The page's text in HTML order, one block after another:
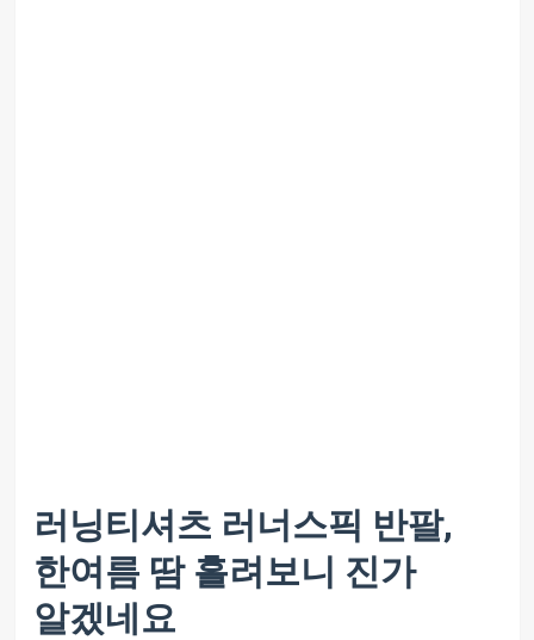
러닝티셔츠 러너스픽 반팔,
한여름 땀 흘려보니 진가
알겠네요